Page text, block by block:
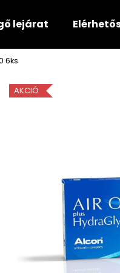
lejárat
6ks
AKCIÓ